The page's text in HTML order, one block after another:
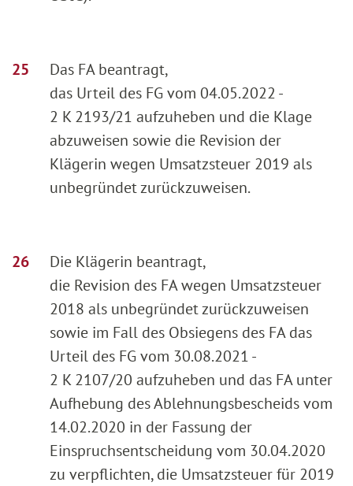
Das FA beantragt,
das Urteil des FG vom 04.05.2022 -
2 K 2193/21 aufzuheben und die Klage
abzuweisen sowie die Revision der
Klägerin wegen Umsatzsteuer 2019 als
unbegründet zurückzuweisen.
Die Klägerin beantragt,
die Revision des FA wegen Umsatzsteuer
2018 als unbegründet zurückzuweisen
sowie im Fall des Obsiegens des FA das
Urteil des FG vom 30.08.2021 -
2 K 2107/20 aufzuheben und das FA unter
Aufhebung des Ablehnungsbescheids vom
14.02.2020 in der Fassung der
Einspruchsentscheidung vom 30.04.2020
zu verpflichten, die Umsatzsteuer für 2019